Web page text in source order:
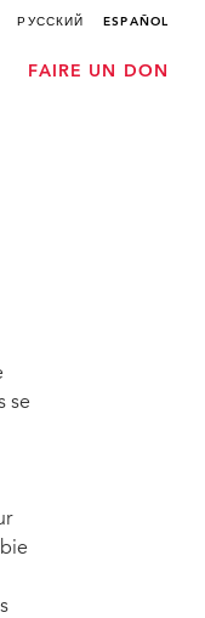
РУССКИЙ ESPAÑOL
FAIRE UN DON
se